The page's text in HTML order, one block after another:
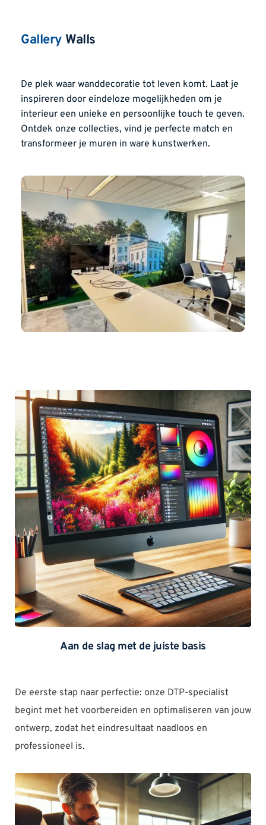
Gallery Walls
De plek waar wanddecoratie tot leven komt. Laat je
inspireren door eindeloze mogelijkheden om je
interieur een unieke en persoonlijke touch te geven.
Ontdek onze collecties, vind je perfecte match en
transformeer je muren in ware kunstwerken.
Aan de slag met de juiste basis
De eerste stap naar perfectie: onze DTP-specialist
begint met het voorbereiden en optimaliseren van jouw
ontwerp, zodat het eindresultaat naadloos en
professioneel is.